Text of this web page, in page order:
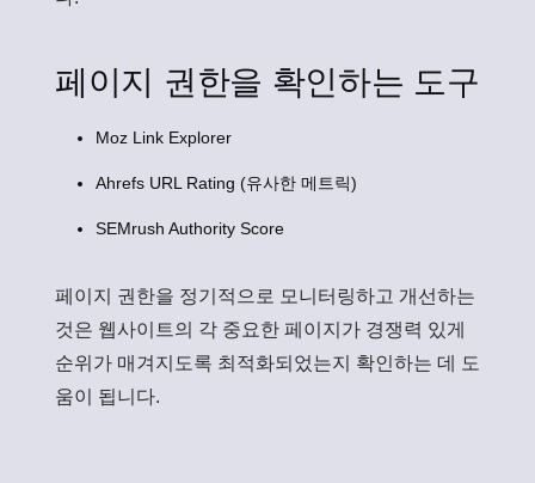
페이지 권한을 확인하는 도구
Moz Link Explorer
Ahrefs URL Rating (유사한 메트릭)
SEMrush Authority Score
페이지 권한을 정기적으로 모니터링하고 개선하는
것은 웹사이트의 각 중요한 페이지가 경쟁력 있게
순위가 매겨지도록 최적화되었는지 확인하는 데 도
움이 됩니다.